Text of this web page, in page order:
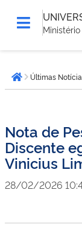
está
aqui:Página inicial
Últimas
Nota de
Discente
Vinicius
28/02/2026